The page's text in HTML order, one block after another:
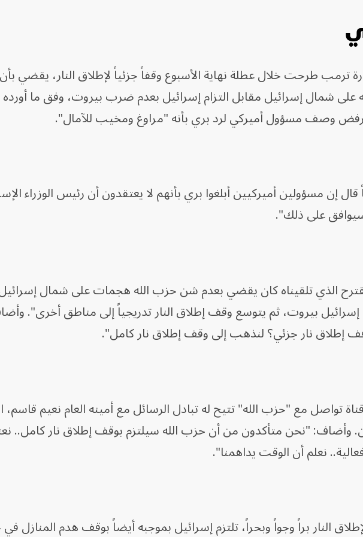
ترمب طرحت خلال عطلة نهاية الأسبوع وقفاً جزئياً لإطلاق النار، يقضي
على شمال إسرائيل مقابل التزام إسرائيل بعدم ضرب بيروت، وفق ما أورده
وصف مسؤول أميركي لرد بري بأنه "مراوغ ومخيب للآمال".
إن مسؤولين أميركيين أبلغوا بري بأنهم لا يعتقدون أن رئيس الوزراء
على ذلك".
الذي تلقيناه كان يقضي بعدم شن حزب الله هجمات على شمال
بيروت، ثم يتوسع وقف إطلاق النار تدريجياً إلى مناطق أخرى".
إطلاق نار جزئي؟ لنذهب إلى وقف إطلاق نار كامل".
تواصل مع "حزب الله" تتيح له تبادل الرسائل مع أمينه العام نعيم قاسم،
وأضاف: "نحن متأكدون من أن حزب الله سيلتزم بوقف إطلاق نار كامل..
نعلم أن الوقت يداهمنا".
النار براً وجواً وبحراً، تلتزم إسرائيل بموجبه أيضاً بوقف هدم المنازل